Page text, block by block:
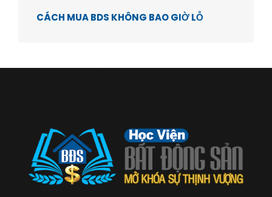
CÁCH MUA BDS KHÔNG BAO GIỜ LỖ